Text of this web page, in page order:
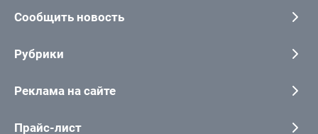
Сообщить новость
Рубрики
Реклама на сайте
Прайс-лист